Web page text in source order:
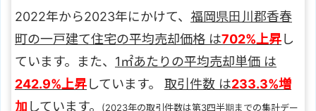
2022年から2023年にかけて、 福岡県田川郡香春
町の一戸建て住宅の平均売却価格 は702%上昇し
ています。また、 1㎡あたりの平均売却単価 は
242.9%上昇しています。 取引件数 は233.3%増
加 しています。 (2023年の取引件数は第3四半期までの集計デー